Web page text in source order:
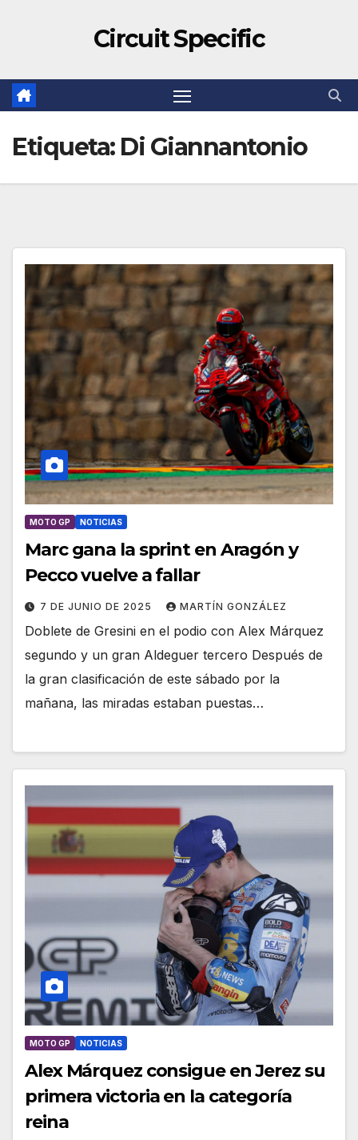
Circuit Specific
Etiqueta: Di Giannantonio
MOTO GP NOTICIAS
Marc gana la sprint en Aragón y
Pecco vuelve a fallar
7 DE JUNIO DE 2025 MARTÍN GONZÁLEZ
Doblete de Gresini en el podio con Alex Márquez
segundo y un gran Aldeguer tercero Después de
la gran clasificación de este sábado por la
mañana, las miradas estaban puestas…
MOTO GP NOTICIAS
Alex Márquez consigue en Jerez su
primera victoria en la categoría
reina